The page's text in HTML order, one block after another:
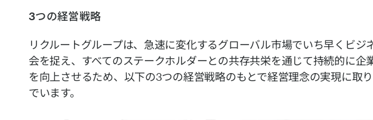
3つの経営戦略
リクルートグループは、急速に変化するグローバル市場でいち早くビジ
会を捉え、すべてのステークホルダーとの共存共栄を通じて持続的に企
を向上させるため、以下の3つの経営戦略のもとで経営理念の実現に取
でいます。